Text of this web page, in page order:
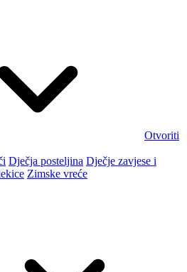
Otvoriti
Dječja posteljina Dječje zavjese i
Zimske vreće